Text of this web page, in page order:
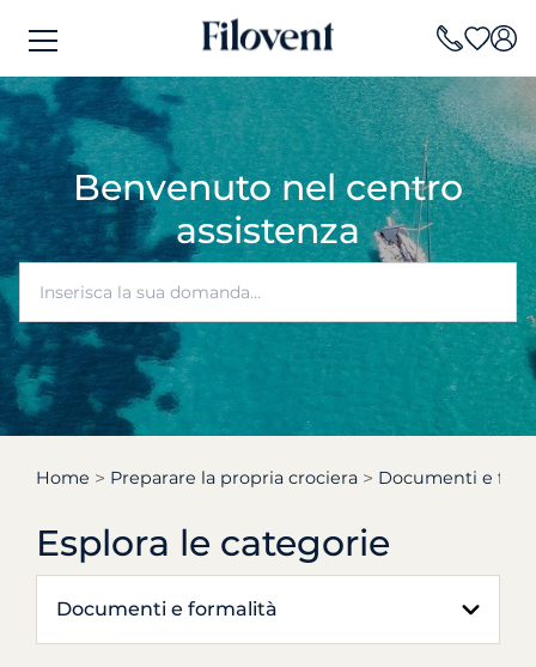
Benvenuto nel centro
assistenza
Home Preparare la propria crociera Documenti e
Esplora le categorie
Documenti e formalità